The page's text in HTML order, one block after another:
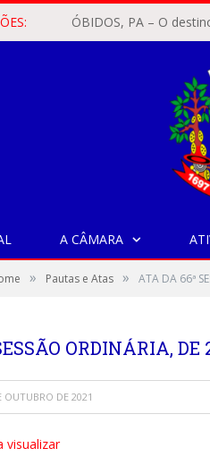
A CÂMARA
» Pautas e Atas » ATA DA 66ª
ORDINÁRIA, DE
OUTUBRO DE 2021
visualizar